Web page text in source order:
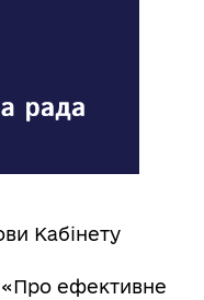
Кабінету
«Про ефективне